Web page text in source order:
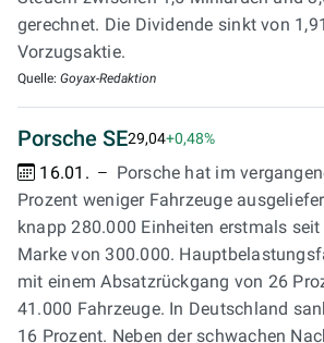
gerechnet. Die Dividende sinkt von
Vorzugsaktie.
Quelle: Goyax-Redaktion
Porsche SE29,04+0,48%
16.01.
Porsche hat im
Prozent weniger Fahrzeuge
knapp 280.000 Einheiten erstmals
Marke von 300.000.
mit einem Absatzrückgang von 26
41.000 Fahrzeuge. In Deutschland
16 Prozent. Neben der schwachen